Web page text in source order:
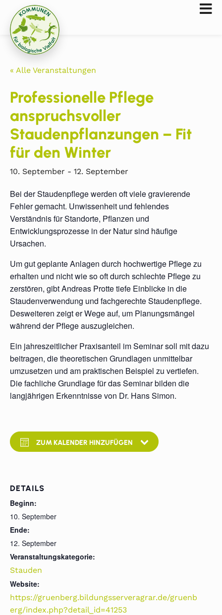
« Alle Veranstaltungen
Professionelle Pflege
anspruchsvoller
Staudenpflanzungen – Fit
für den Winter
10. September - 12. September
Bei der Staudenpflege werden oft viele gravierende
Fehler gemacht. Unwissenheit und fehlendes
Verständnis für Standorte, Pflanzen und
Entwicklungsprozesse in der Natur sind häufige
Ursachen.
Um gut geplante Anlagen durch hochwertige Pflege zu
erhalten und nicht wie so oft durch schlechte Pflege zu
zerstören, gibt Andreas Protte tiefe Einblicke in die
Staudenverwendung und fachgerechte Staudenpflege.
Desweiteren zeigt er Wege auf, um Planungsmängel
während der Pflege auszugleichen.
Ein jahreszeitlicher Praxisanteil im Seminar soll mit dazu
beitragen, die theoretischen Grundlagen unmittelbar
umzusetzen und am praktischen Beispiel zu vertiefen.
Die fachliche Grundlage für das Seminar bilden die
langjährigen Erkenntnisse von Dr. Hans Simon.
ZUM KALENDER HINZUFÜGEN
DETAILS
Beginn:
10. September
Ende:
12. September
Veranstaltungskategorie:
Stauden
Website:
https://gruenberg.bildungsserveragrar.de/gruenb
erg/index.php?detail_id=41253